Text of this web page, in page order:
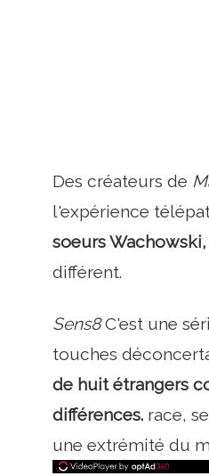
Des créateurs de
l'expérience
soeurs Wachowski,
différent.
Sens8C'est une
touches
de huit étrangers
différences. race,
une extrémité du